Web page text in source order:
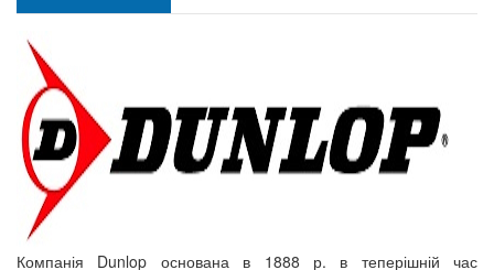
Компанія Dunlop основана в 1888 р. в теперішній час